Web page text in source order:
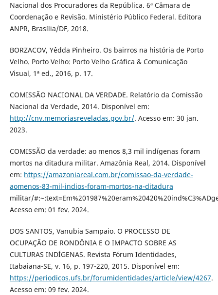
Nacional dos Procuradores da República. 6ª Câmara de
Coordenação e Revisão. Ministério Público Federal. Editora
ANPR, Brasília/DF, 2018.
BORZACOV, Yêdda Pinheiro. Os bairros na história de Porto
Velho. Porto Velho: Porto Velho Gráfica & Comunicação
Visual, 1ª ed., 2016, p. 17.
COMISSÃO NACIONAL DA VERDADE. Relatório da Comissão
Nacional da Verdade, 2014. Disponível em:
http://cnv.memoriasreveladas.gov.br/. Acesso em: 30 jan.
2023.
COMISSÃO da verdade: ao menos 8,3 mil indígenas foram
mortos na ditadura militar. Amazônia Real, 2014. Disponível
em: https://amazoniareal.com.br/comissao-da-verdade-
aomenos-83-mil-indios-foram-mortos-na-ditadura
militar/
Acesso em: 01 fev. 2024.
DOS SANTOS, Vanubia Sampaio. O PROCESSO DE
OCUPAÇÃO DE RONDÔNIA E O IMPACTO SOBRE AS
CULTURAS INDÍGENAS. Revista Fórum Identidades,
Itabaiana-SE, v. 16, p. 197-220, 2015. Disponível em:
https://periodicos.ufs.br/forumidentidades/article/view/4267.
Acesso em: 09 fev. 2024.